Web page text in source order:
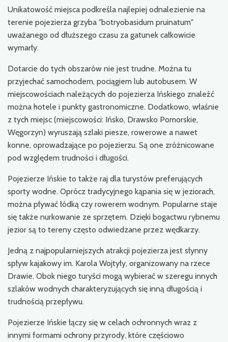
Unikatowość miejsca podkreśla najlepiej odnalezienie na
terenie pojezierza grzyba "botryobasidum pruinatum"
uważanego od dłuższego czasu za gatunek całkowicie
wymarły.
Dotarcie do tych obszarów nie jest trudne. Można tu
przyjechać samochodem, pociągiem lub autobusem. W
miejscowościach należących do pojezierza Ińskiego znaleźć
można hotele i punkty gastronomiczne. Dodatkowo, właśnie
z tych miejsc (miejscowości: Ińsko, Drawsko Pomorskie,
Węgorzyn) wyruszają szlaki piesze, rowerowe a nawet
konne, oprowadzające po pojezierzu. Są one zróżnicowane
pod względem trudności i długości.
Pojezierze Ińskie to także raj dla turystów preferujących
sporty wodne. Oprócz tradycyjnego kąpania się w jeziorach,
można pływać łódką czy rowerem wodnym. Popularne staje
się także nurkowanie ze sprzętem. Dzięki bogactwu rybnemu
jezior są to tereny często odwiedzane przez wędkarzy.
Jedną z najpopularniejszych atrakcji pojezierza jest słynny
spływ kajakowy im. Karola Wojtyły, organizowany na rzece
Drawie. Obok niego turyści mogą wybierać w szeregu innych
szlaków wodnych charakteryzujących się inną długością i
trudnością przepływu.
Pojezierze Ińskie łączy się w celach ochronnych wraz z
innymi formami ochrony przyrody, które częściowo